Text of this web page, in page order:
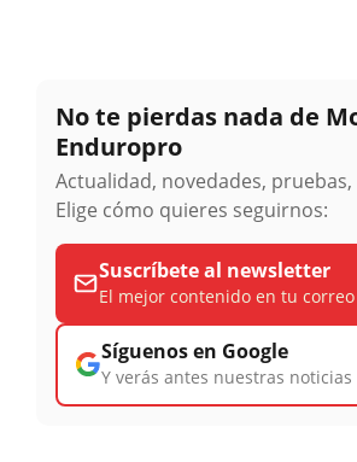
No te pierdas nada de
Enduropro
Actualidad, novedades, pruebas,
Elige cómo quieres seguirnos:
Suscríbete al newsletter
El mejor contenido en tu correo
Síguenos en Google
Y verás antes nuestras noticias